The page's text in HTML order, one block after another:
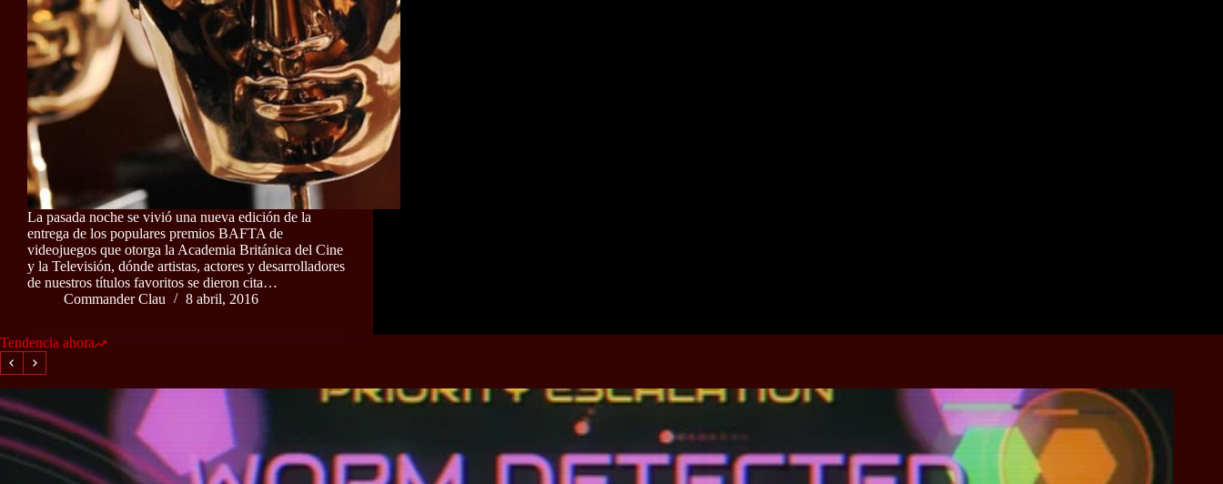
La pasada noche se vivió una nueva edición de la
entrega de los populares premios BAFTA de
videojuegos que otorga la Academia Británica del Cine
y la Televisión, dónde artistas, actores y desarrolladores
de nuestros títulos favoritos se dieron cita…
Commander Clau
8 abril, 2016
Tendencia ahora